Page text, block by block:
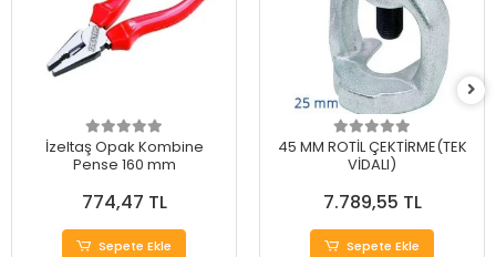
İzeltaş Opak Kombine
Pense 160 mm
774,47 TL
Sepete Ekle
45 MM ROTİL ÇEKTİRME(TEK
VİDALI)
7.789,55 TL
Sepete Ekle